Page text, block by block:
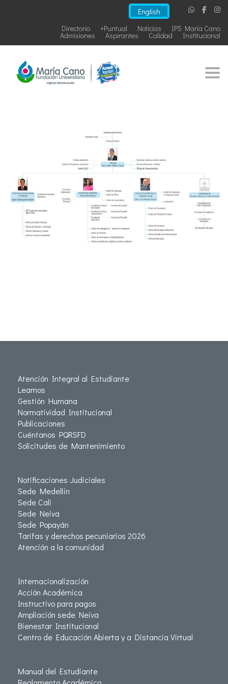
English
IPS María Cano
Noticias
+Puntual
Directorio
Institucional
Calidad
Aspirantes
Admisiones
Atención Integral al Estudiante
Leamos
Gestión Humana
Normatividad Institucional
Publicaciones
Cuéntanos PQRSFD
Solicitudes de Mantenimiento
Notificaciones Judiciales
Sede Medellín
Sede Cali
Sede Neiva
Sede Popayán
Tarifas y derechos pecuniarios 2026
Atención a la comunidad
Internacionalización
Acción Académica
Instructivo para pagos
Ampliación sede Neiva
Bienestar Institucional
Centro de Educación Abierta y a Distancia Virtual
Manual del Estudiante